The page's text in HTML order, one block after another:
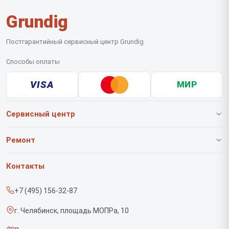
Grundig
Постгарантийный сервисный центр Grundig
Способы оплаты
VISA МИР
Сервисный центр
О нашем сервисе
Срочный ремонт
Доставка и способы оплаты
Ремонт
Роботов-пылесосов
Контакты
+7 (495) 156-32-87
г. Челябинск, площадь МОПРа, 10